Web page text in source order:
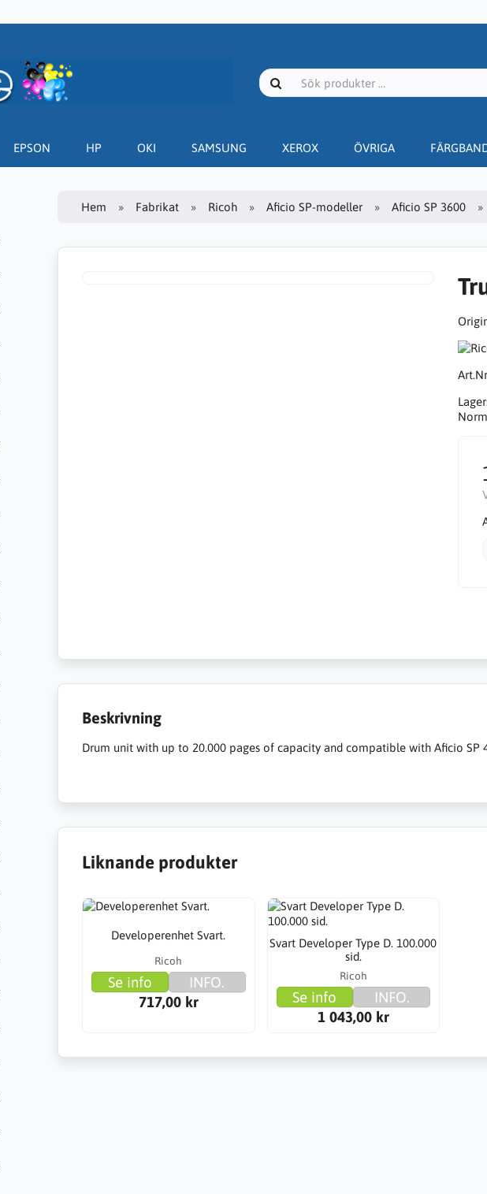
EPSON HP OKI SAMSUNG XEROX ÖVRIGA
Hem Fabrikat Ricoh Aficio SP-modeller Aficio SP 3600
Beskrivning
Drum unit with up to 20.000 pages of capacity and compatible with Aficio SP
Liknande produkter
Developerenhet Svart.
Ricoh
Se info
INFO.
717,00 kr
Svart Developer Type D. 100.000
sid.
Ricoh
Se info
INFO.
1 043,00 kr